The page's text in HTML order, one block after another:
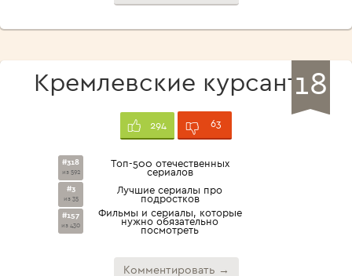
18
Кремлевские курсанты
294 63
#318
из 592
Топ-500 отечественных
сериалов
#3
из 35
Лучшие сериалы про
подростков
#157
из 430
Фильмы и сериалы, которые
нужно обязательно
посмотреть
Комментировать →